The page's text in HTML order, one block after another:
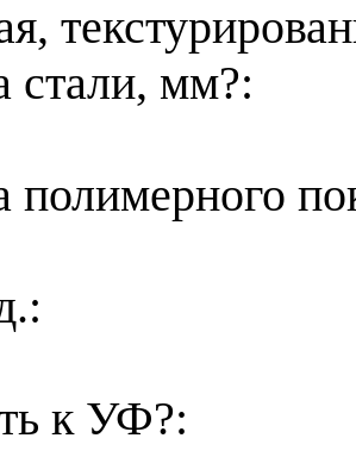
стали, мм?:
полимерного
к УФ?: